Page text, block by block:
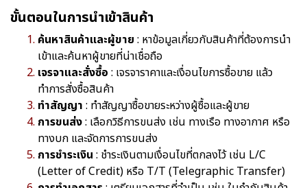
ขั้นตอนในการนำเข้าสินค้า
ค้นหาสินค้าและผู้ขาย : หาข้อมูลเกี่ยวกับสินค้าที่ต้องการนำ
เข้าและค้นหาผู้ขายที่น่าเชื่อถือ
เจรจาและสั่งซื้อ : เจรจาราคาและเงื่อนไขการซื้อขาย แล้ว
ทำการสั่งซื้อสินค้า
ทำสัญญา : ทำสัญญาซื้อขายระหว่างผู้ซื้อและผู้ขาย
การขนส่ง: เลือกวิธีการขนส่ง เช่น ทางเรือ ทางอากาศ หรือ
ทางบก และจัดการการขนส่ง
การชำระเงิน : ชำระเงินตามเงื่อนไขที่ตกลงไว้ เช่น L/C
(Letter of Credit) หรือ T/T (Telegraphic Transfer)